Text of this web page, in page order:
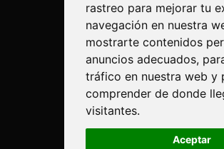
rastreo para mejorar tu
navegación en nuestra
mostrarte contenidos
anuncios adecuados,
tráfico en nuestra web y
comprender de donde
visitantes.
Aceptar
Pulverización
Industrial
Goizper S.Coop.